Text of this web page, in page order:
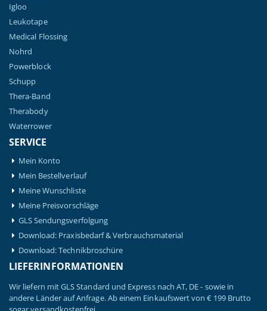
Igloo
Leukotape
Medical Flossing
Nohrd
Powerblock
Schupp
Thera-Band
Therabody
Waterrower
SERVICE
Mein Konto
Mein Bestellverlauf
Meine Wunschliste
Meine Preisvorschläge
GLS Sendungsverfolgung
Download: Praxisbedarf & Verbrauchsmaterial
Download: Technikbroschüre
LIEFERINFORMATIONEN
Wir liefern mit GLS Standard und Express nach AT, DE - sowie in
andere Länder auf Anfrage. Ab einem Einkaufswert von € 199 Brutto